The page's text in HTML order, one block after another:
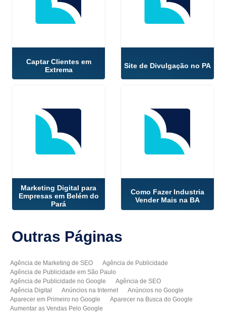
Captar Clientes em
Extrema
Site de Divulgação no PA
Marketing Digital para
Empresas em Belém do
Pará
Como Fazer Industria
Vender Mais na BA
Outras Páginas
Agência de Marketing de SEO
Agência de Publicidade
Agência de Publicidade em São Paulo
Agência de Publicidade no Google
Agência de SEO
Agência Digital
Anúncios na Internet
Anúncios no Google
Aparecer em Primeiro no Google
Aparecer na Busca do Google
Aumentar as Vendas Pelo Google